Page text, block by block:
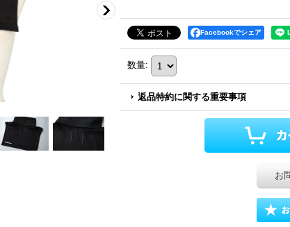
Facebookでシェア
数量:
返品特約に関する重要事項
お